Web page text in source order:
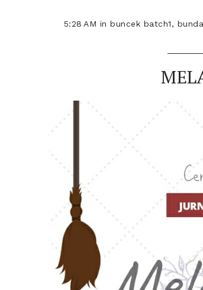
5:28 AM inbuncek batch1,